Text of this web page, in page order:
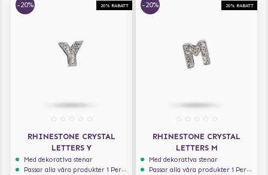
20% RABATT
-20%
RHINESTONE CRYSTAL
LETTERS Y
Med dekorativa stenar
Passar alla våra produkter i Personalize serien
20% RABATT
-20%
RHINESTONE CRYSTAL
LETTERS M
Med dekorativa stenar
Passar alla våra produkter i Personalize serien